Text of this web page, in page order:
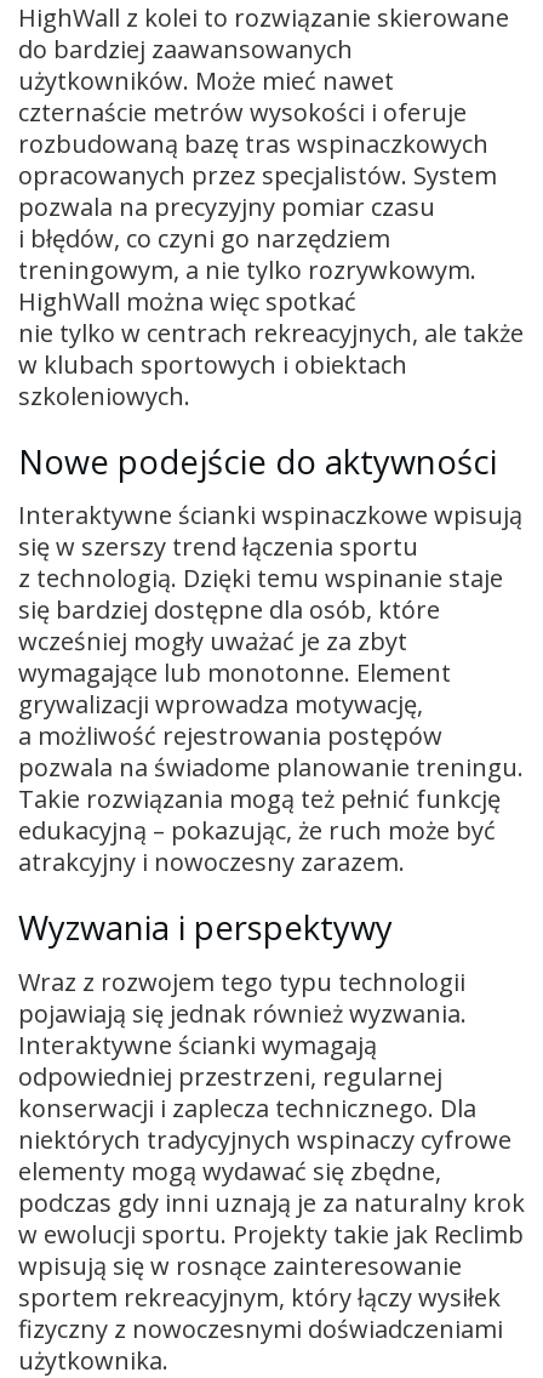
HighWall z kolei to rozwiązanie skierowane
do bardziej zaawansowanych
użytkowników. Może mieć nawet
czternaście metrów wysokości i oferuje
rozbudowaną bazę tras wspinaczkowych
opracowanych przez specjalistów. System
pozwala na precyzyjny pomiar czasu
i błędów, co czyni go narzędziem
treningowym, a nie tylko rozrywkowym.
HighWall można więc spotkać
nie tylko w centrach rekreacyjnych, ale także
w klubach sportowych i obiektach
szkoleniowych.
Nowe podejście do aktywności
Interaktywne ścianki wspinaczkowe wpisują
się w szerszy trend łączenia sportu
z technologią. Dzięki temu wspinanie staje
się bardziej dostępne dla osób, które
wcześniej mogły uważać je za zbyt
wymagające lub monotonne. Element
grywalizacji wprowadza motywację,
a możliwość rejestrowania postępów
pozwala na świadome planowanie treningu.
Takie rozwiązania mogą też pełnić funkcję
edukacyjną – pokazując, że ruch może być
atrakcyjny i nowoczesny zarazem.
Wyzwania i perspektywy
Wraz z rozwojem tego typu technologii
pojawiają się jednak również wyzwania.
Interaktywne ścianki wymagają
odpowiedniej przestrzeni, regularnej
konserwacji i zaplecza technicznego. Dla
niektórych tradycyjnych wspinaczy cyfrowe
elementy mogą wydawać się zbędne,
podczas gdy inni uznają je za naturalny krok
w ewolucji sportu. Projekty takie jak Reclimb
wpisują się w rosnące zainteresowanie
sportem rekreacyjnym, który łączy wysiłek
fizyczny z nowoczesnymi doświadczeniami
użytkownika.